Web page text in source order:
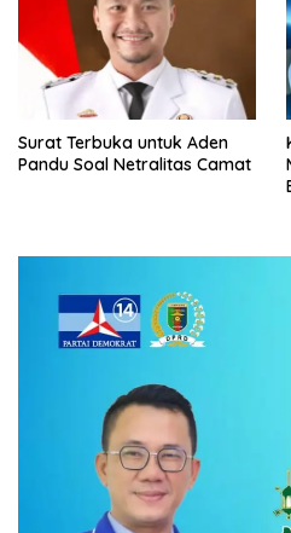
Surat Terbuka untuk Aden
Pandu Soal Netralitas Camat